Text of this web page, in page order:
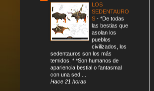
LOS
SEDENTAURO
S - *De todas
las bestias que
asolan los
pueblos
civilizados, los
sedentauros son los más
temidos. * *Son humanos de
apariencia bestial o fantasmal
con una sed ...
Hace 21 horas